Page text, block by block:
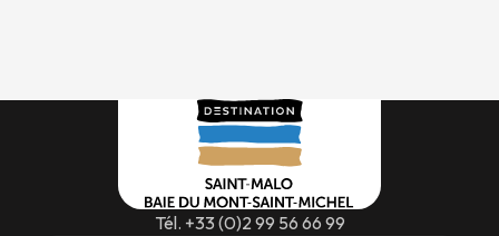
Tél. +33 (0)2 99 56 66 99